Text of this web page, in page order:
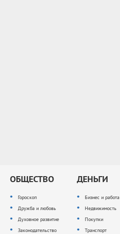
ОБЩЕСТВО
Гороскоп
Дружба и любовь
Духовное развитие
Законодательство
ДЕНЬГИ
Бизнес и работа
Недвижимость
Покупки
Транспорт